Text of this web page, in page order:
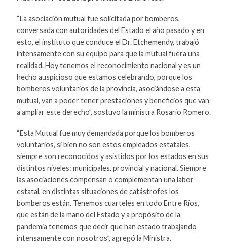
“La asociación mutual fue solicitada por bomberos,
conversada con autoridades del Estado el año pasado y en
esto, el instituto que conduce el Dr. Etchemendy, trabajó
intensamente con su equipo para que la mutual fuera una
realidad. Hoy tenemos el reconocimiento nacional y es un
hecho auspicioso que estamos celebrando, porque los
bomberos voluntarios de la provincia, asociándose a esta
mutual, van a poder tener prestaciones y beneficios que van
a ampliar este derecho”, sostuvo la ministra Rosario Romero.
“Esta Mutual fue muy demandada porque los bomberos
voluntarios, si bien no son estos empleados estatales,
siempre son reconocidos y asistidos por los estados en sus
distintos niveles: municipales, provincial y nacional. Siempre
las asociaciones compensan o complementan una labor
estatal, en distintas situaciones de catástrofes los
bomberos están. Tenemos cuarteles en todo Entre Ríos,
que están de la mano del Estado y a propósito de la
pandemia tenemos que decir que han estado trabajando
intensamente con nosotros”, agregó la Ministra.